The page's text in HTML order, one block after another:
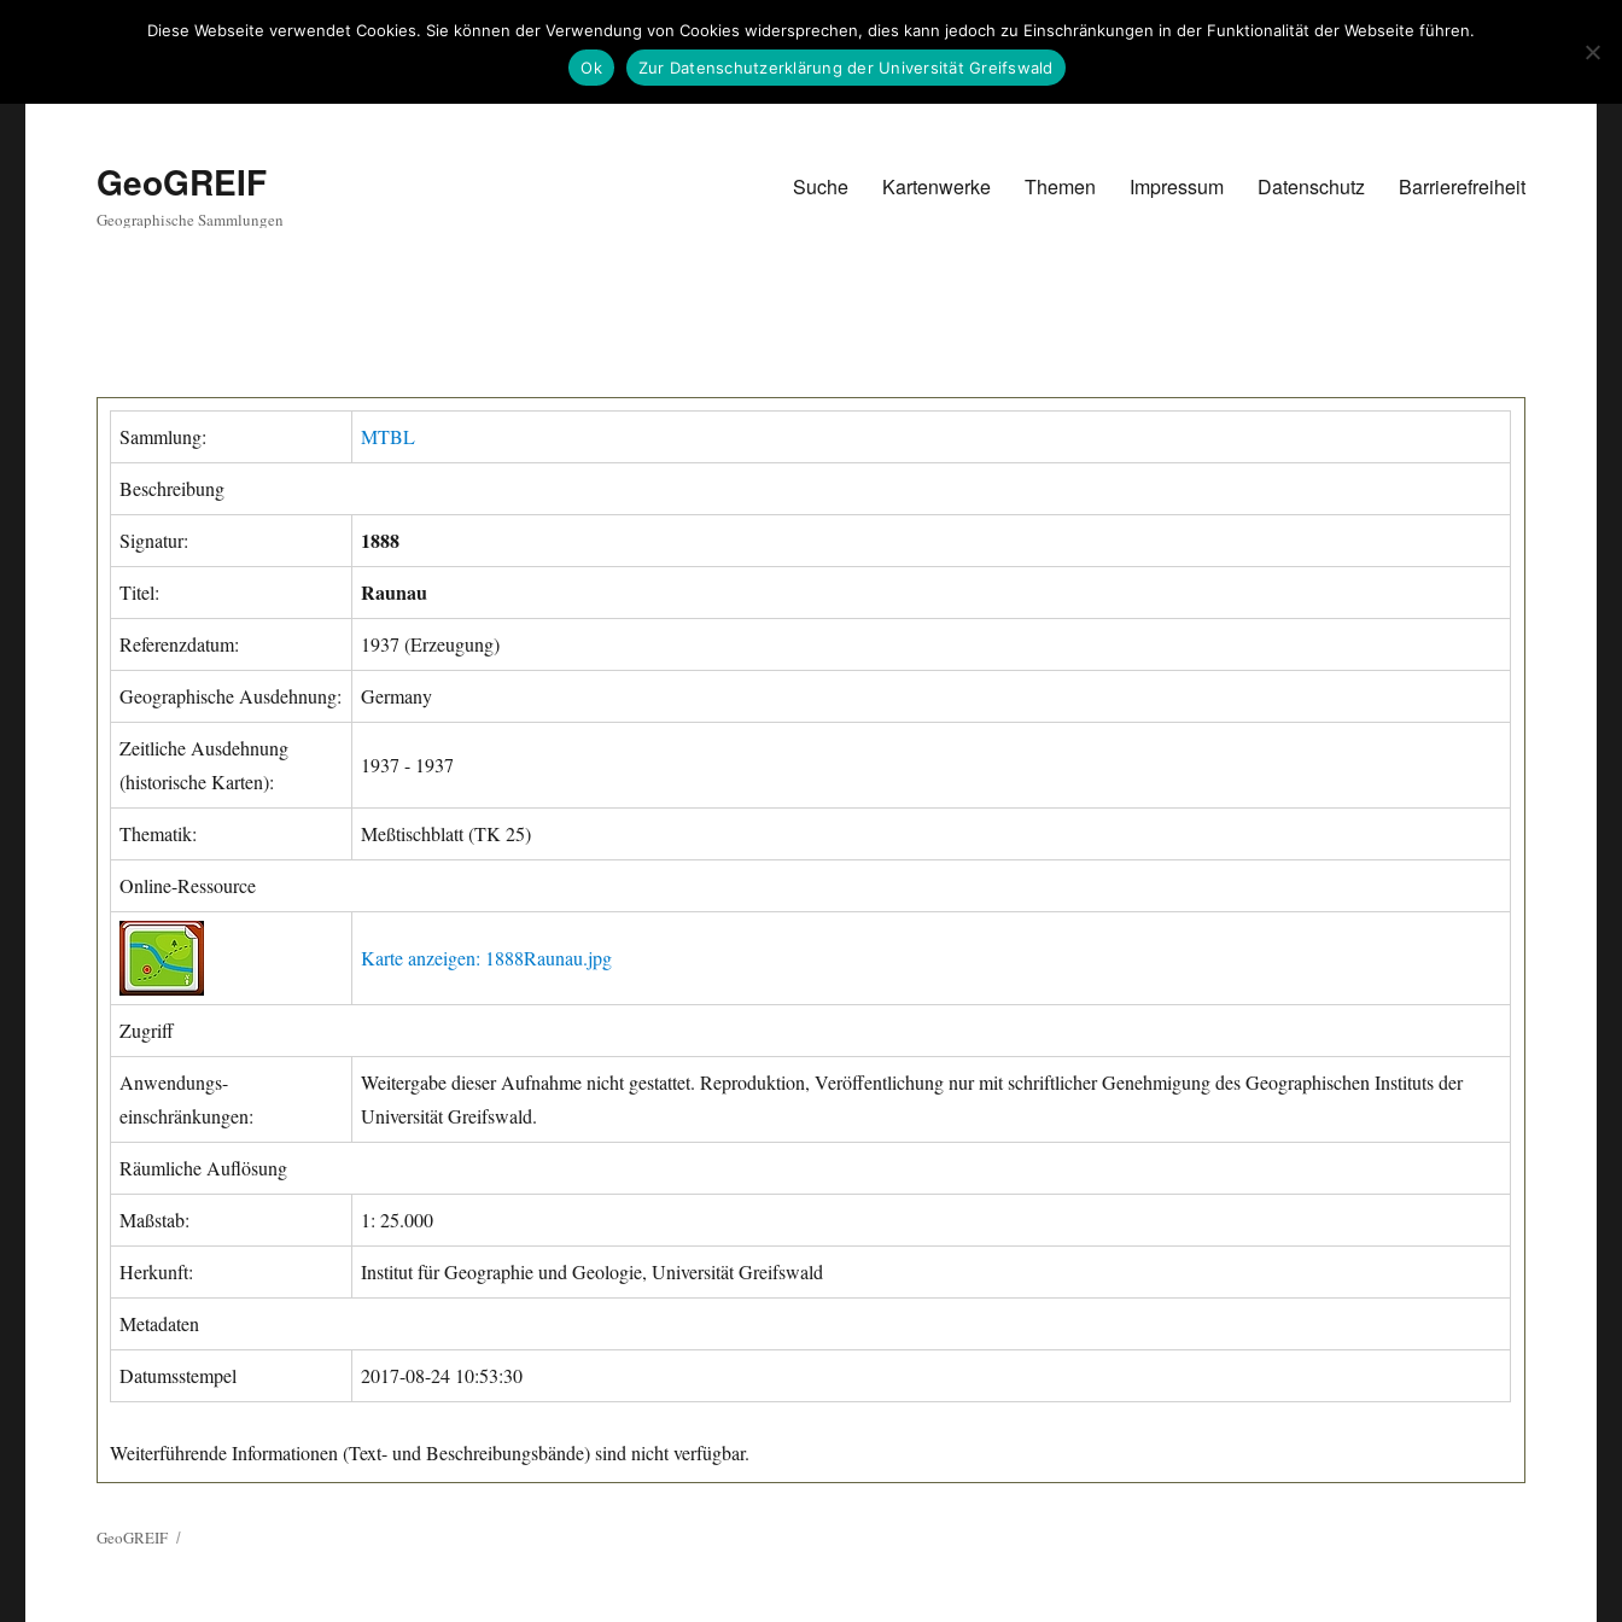
GeoGREIF
Geographische Sammlungen
Suche Kartenwerke Themen Impressum Datenschutz Barrierefreiheit
Sammlung: MTBL
Beschreibung
Signatur: 1888
Titel: Raunau
Referenzdatum: 1937 (Erzeugung)
Geographische Ausdehnung: Germany
Zeitliche Ausdehnung
(historische Karten):
1937 - 1937
Thematik: Meßtischblatt (TK 25)
Online-Ressource
Karte anzeigen: 1888Raunau.jpg
Zugriff
Anwendungs-
einschränkungen:
Weitergabe dieser Aufnahme nicht gestattet. Reproduktion, Veröffentlichung nur mit schriftlicher Genehmigung des Geographischen Instituts der
Universität Greifswald.
Räumliche Auflösung
Maßstab: 1: 25.000
Herkunft: Institut für Geographie und Geologie, Universität Greifswald
Metadaten
Datumsstempel 2017-08-24 10:53:30
Weiterführende Informationen (Text- und Beschreibungsbände) sind nicht verfügbar.
GeoGREIF
Diese Webseite verwendet Cookies. Sie können der Verwendung von Cookies widersprechen, dies kann jedoch zu Einschränkungen in der Funktionalität der Webseite führen.
Ok
Zur Datenschutzerklärung der Universität Greifswald